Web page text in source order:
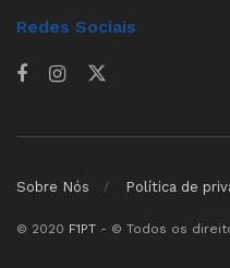
Redes Sociais
Sobre Nós Política de
© 2020 F1PT - © Todos os